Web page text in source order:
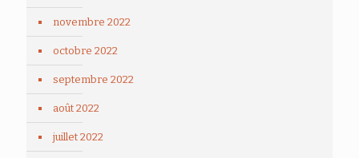
novembre 2022
octobre 2022
septembre 2022
août 2022
juillet 2022